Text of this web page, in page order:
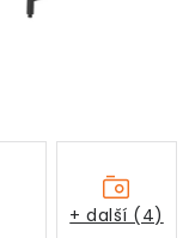
+ další (4)